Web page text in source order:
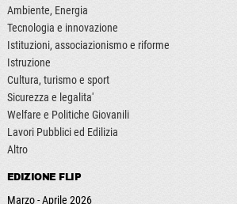
Ambiente, Energia
Tecnologia e innovazione
Istituzioni, associazionismo e riforme
Istruzione
Cultura, turismo e sport
Sicurezza e legalita'
Welfare e Politiche Giovanili
Lavori Pubblici ed Edilizia
Altro
EDIZIONE FLIP
Marzo - Aprile 2026